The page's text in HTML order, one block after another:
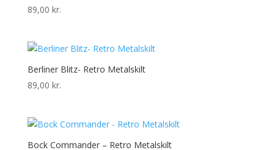
89,00 kr.
Berliner Blitz- Retro Metalskilt
89,00 kr.
Bock Commander – Retro Metalskilt